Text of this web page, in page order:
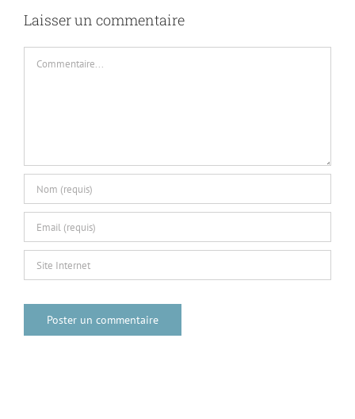
Laisser un commentaire